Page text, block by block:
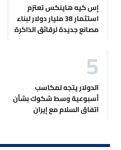
إس كيه هاينكس تعتزم
استثمار 38 مليار دولار لبناء
مصانع جديدة لرقائق الذاكرة
الدولار يتجه لمكاسب
أسبوعية وسط شكوك بشأن
اتفاق السلام مع إيران